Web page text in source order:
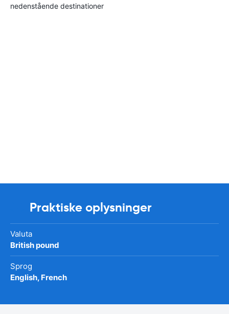
nedenstående destinationer
Praktiske oplysninger
Valuta
British pound
Sprog
English, French